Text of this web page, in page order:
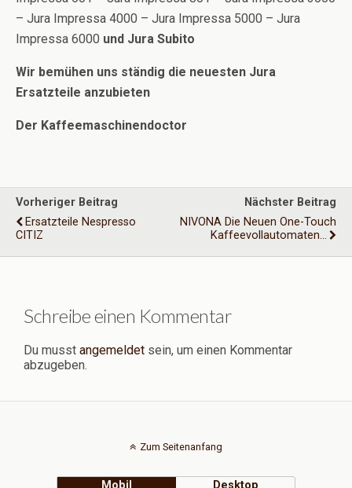
– Jura Impressa 4000 – Jura Impressa 5000 – Jura
Impressa 6000 und Jura Subito
Wir bemühen uns ständig die neuesten Jura
Ersatzteile anzubieten
Der Kaffeemaschinendoctor
Vorheriger Beitrag
Ersatzteile Nespresso
CITIZ
Nächster Beitrag
NIVONA Die Neuen One-Touch
Kaffeevollautomaten...
Schreibe einen Kommentar
Du musst angemeldet sein, um einen Kommentar
abzugeben.
Zum Seitenanfang
Mobil Desktop